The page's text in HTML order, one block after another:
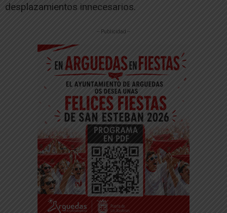
desplazamientos innecesarios.
-- Publicidad --